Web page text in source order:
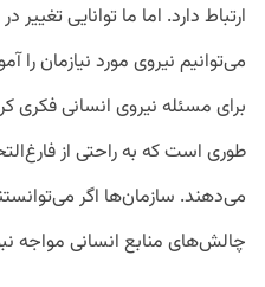
ارتباط دارد. اما ما توانایی تغییر
می‌توانیم نیروی مورد نیازمان
برای مسئله نیروی انسانی فکری
طوری است که به راحتی از
می‌دهند. سازمان‌ها اگر
چالش‌های منابع انسانی مواجه